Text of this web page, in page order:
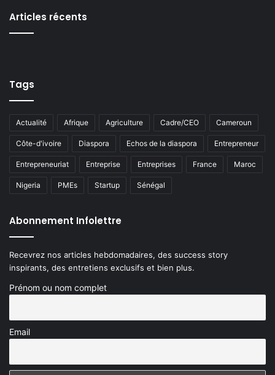
Articles récents
Tags
Actualité Afrique Agriculture Cadre/CEO Cameroun
Côte-d'ivoire Diaspora Echos de la diaspora Entrepreneur
Entrepreneuriat Entreprise Entreprises France Maroc
Nigeria PMEs Startup Sénégal
Abonnement Infolettre
Recevrez nos articles hebdomadaires, des success story
inspirants, des entretiens exclusifs et bien plus.
Prénom ou nom complet
Email